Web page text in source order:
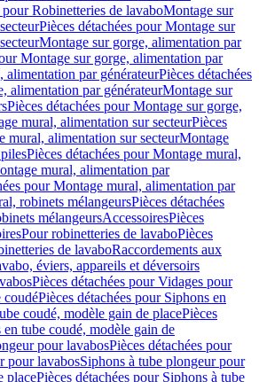
pour Robinetteries de lavaboMontage sur
Pièces détachées pour Montage sur
Montage sur gorge, alimentation par
Montage sur gorge, alimentation par
alimentation par générateurPièces détachées
alimentation par générateurMontage sur
Pièces détachées pour Montage sur gorge,
mural, alimentation sur secteurPièces
mural, alimentation sur secteurMontage
Pièces détachées pour Montage mural,
mural, alimentation par
pour Montage mural, alimentation par
robinets mélangeursPièces détachées
mélangeursAccessoiresPièces
Pour robinetteries de lavaboPièces
de lavaboRaccordements aux
éviers, appareils et déversoirs
Pièces détachées pour Vidages pour
coudéPièces détachées pour Siphons en
coudé, modèle gain de placePièces
tube coudé, modèle gain de
pour lavabosPièces détachées pour
pour lavabosSiphons à tube plongeur pour
placePièces détachées pour Siphons à tube